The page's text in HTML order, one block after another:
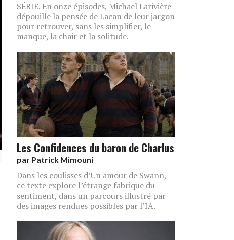
SÉRIE. En onze épisodes, Michael Larivière
dépouille la pensée de Lacan de leur jargon
pour retrouver, sans les simplifier, le
manque, la chair et la solitude.
Les Confidences du baron de Charlus
par Patrick Mimouni
Dans les coulisses d’Un amour de Swann,
ce texte explore l’étrange fabrique du
sentiment, dans un parcours illustré par
des images rendues possibles par l’IA.